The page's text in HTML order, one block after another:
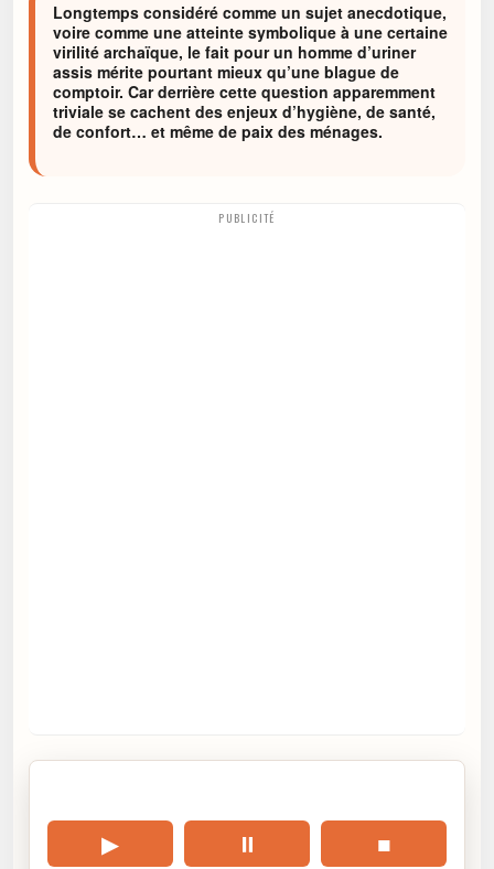
Longtemps considéré comme un sujet anecdotique,
voire comme une atteinte symbolique à une certaine
virilité archaïque, le fait pour un homme d’uriner
assis mérite pourtant mieux qu’une blague de
comptoir. Car derrière cette question apparemment
triviale se cachent des enjeux d’hygiène, de santé,
de confort… et même de paix des ménages.
PUBLICITÉ
▶ ⏸ ■